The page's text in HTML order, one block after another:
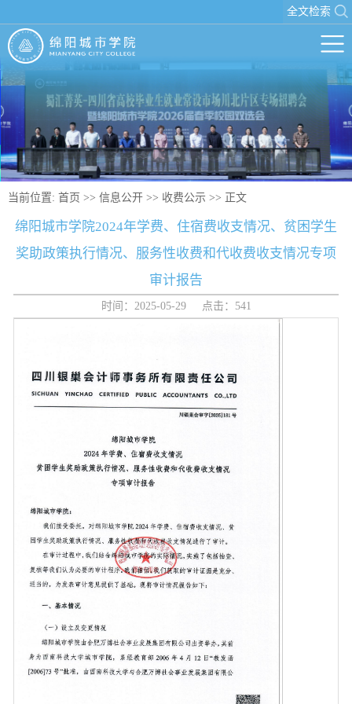
全文检索
当前位置: 首页 >> 信息公开 >> 收费公示 >> 正文
绵阳城市学院2024年学费、住宿费收支情况、贫困学生
奖助政策执行情况、服务性收费和代收费收支情况专项
审计报告
时间：2025-05-29 点击： 541